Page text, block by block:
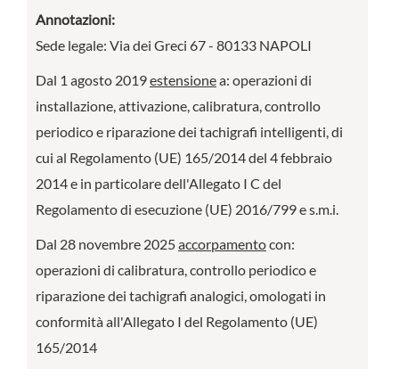
Annotazioni:
Sede legale: Via dei Greci 67 - 80133 NAPOLI
Dal 1 agosto 2019estensionea: operazioni di
installazione, attivazione, calibratura, controllo
periodico e riparazione dei tachigrafi intelligenti, di
cui al Regolamento (UE) 165/2014 del 4 febbraio
2014 e in particolare dell'Allegato I C del
Regolamento di esecuzione (UE) 2016/799 e s.m.i.
Dal 28 novembre 2025accorpamentocon:
operazioni di calibratura, controllo periodico e
riparazione dei tachigrafi analogici, omologati in
conformità all'Allegato I del Regolamento (UE)
165/2014